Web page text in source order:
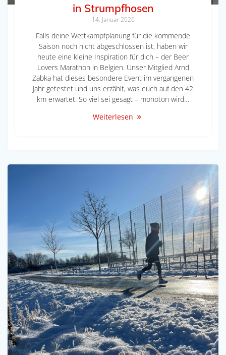
in Strumpfhosen
14. Januar 2026
Falls deine Wettkampfplanung für die kommende
Saison noch nicht abgeschlossen ist, haben wir
heute eine kleine Inspiration für dich – der Beer
Lovers Marathon in Belgien. Unser Mitglied Arnd
Zabka hat dieses besondere Event im vergangenen
Jahr getestet und uns erzählt, was euch auf den 42
km erwartet. So viel sei gesagt – monoton wird…
Weiterlesen